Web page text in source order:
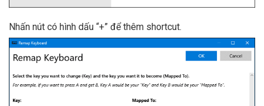
Nhấn nút có hình dấu “+” để thêm shortcut.